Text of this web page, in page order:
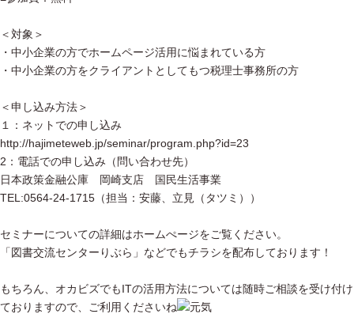
＜対象＞
・中小企業の方でホームページ活用に悩まれている方
・中小企業の方をクライアントとしてもつ税理士事務所の方
＜申し込み方法＞
１：ネットでの申し込み
http://hajimeteweb.jp/seminar/program.php?id=23
2：電話での申し込み（問い合わせ先）
日本政策金融公庫 岡崎支店 国民生活事業
TEL:0564-24-1715（担当：安藤、立見（タツミ））
セミナーについての詳細はホームぺージをご覧ください。
「図書交流センターりぶら」などでもチラシを配布しております！
もちろん、オカビズでもITの活用方法については随時ご相談を受け付け
ておりますので、ご利用くださいね